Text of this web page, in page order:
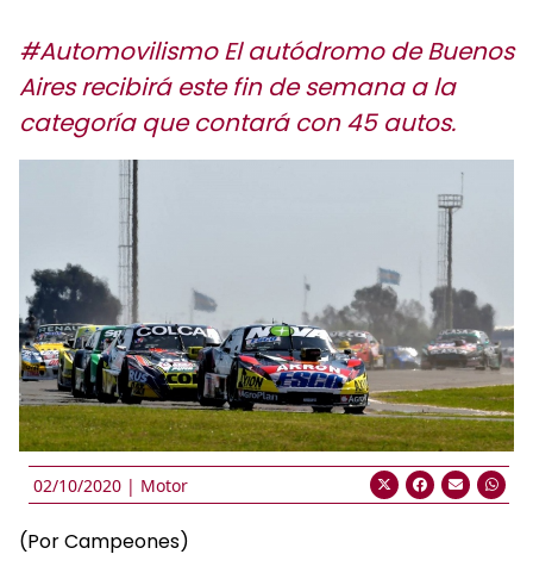
#Automovilismo El autódromo de Buenos
Aires recibirá este fin de semana a la
categoría que contará con 45 autos.
02/10/2020 | Motor
(Por Campeones)